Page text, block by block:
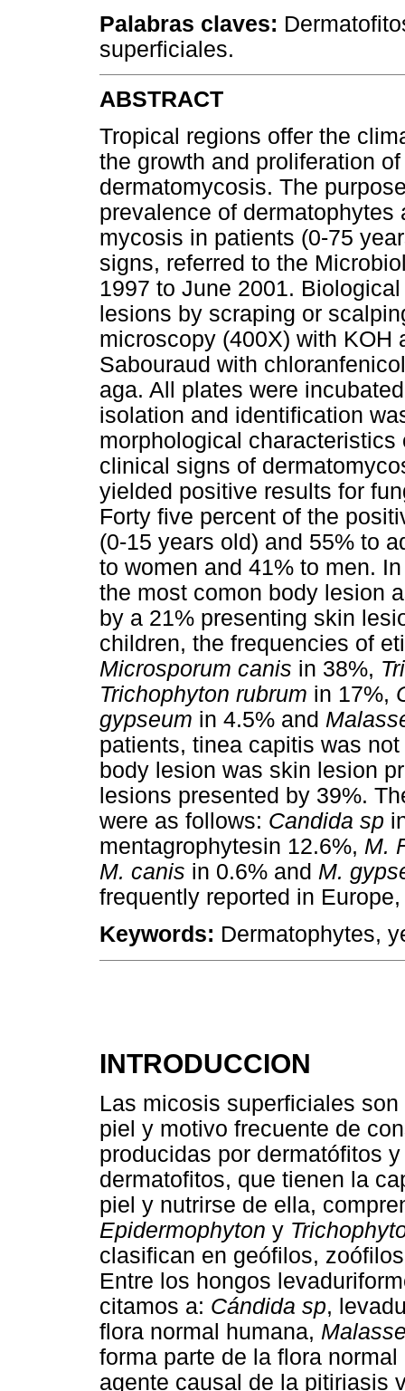
Palabras claves:
superficiales.
ABSTRACT
Tropical regions offer the
the growth and proliferation
dermatomycosis. The
prevalence of
mycosis in patients (0-75
signs, referred to the
1997 to June 2001.
lesions by scraping or
microscopy (400X) with
Sabouraud with
aga. All plates were
isolation and identification
morphological
clinical signs of
yielded positive results for
Forty five percent of the
(0-15 years old) and 55% to
to women and 41% to men.
the most comon body lesion
by a 21% presenting skin
children, the frequencies of
Microsporum canis in 38%,
Trichophyton rubrum in 17%,
gypseum in 4.5% and
patients, tinea capitis was
body lesion was skin lesion
lesions presented by 39%.
were as follows: Candida sp
mentagrophytesin 12.6%, M.
M. canis in 0.6% and M.
frequently reported in
Keywords: Dermatophytes,
INTRODUCCION
Las micosis superficiales
piel y motivo frecuente de
producidas por dermatófitos
dermatofitos, que tienen la
piel y nutrirse de ella,
Epidermophyton y
clasifican en geófilos,
Entre los hongos
citamos a: Cándida sp,
flora normal humana,
forma parte de la flora
agente causal de la pitiriasis